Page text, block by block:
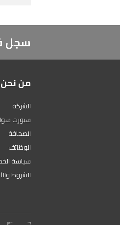
سجل
من نحن
الشركة
سبورت
الصحافة
الوظائف
سياسة
الشروط